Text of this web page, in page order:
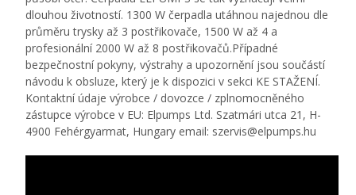
dlouhou životností. 1300 W čerpadla utáhnou najednou dle
průměru trysky až 3 postřikovače, 1500 W až 4 a
profesionální 2000 W až 8 postřikovačů.Případné
bezpečnostní pokyny, výstrahy a upozornění jsou součástí
návodu k obsluze, který je k dispozici v sekci KE STAŽENÍ.
Kontaktní údaje výrobce / dovozce / zplnomocněného
zástupce výrobce v EU: Elpumps Ltd. Szatmári utca 21, H-
4900 Fehérgyarmat, Hungary email: szervis@elpumps.hu